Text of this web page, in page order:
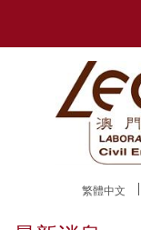
繁體中文